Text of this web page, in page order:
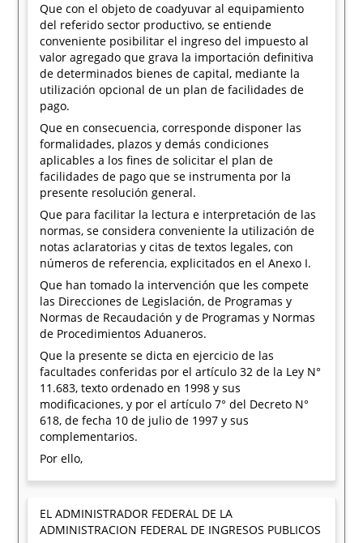
Que con el objeto de coadyuvar al equipamiento
del referido sector productivo, se entiende
conveniente posibilitar el ingreso del impuesto al
valor agregado que grava la importación definitiva
de determinados bienes de capital, mediante la
utilización opcional de un plan de facilidades de
pago.
Que en consecuencia, corresponde disponer las
formalidades, plazos y demás condiciones
aplicables a los fines de solicitar el plan de
facilidades de pago que se instrumenta por la
presente resolución general.
Que para facilitar la lectura e interpretación de las
normas, se considera conveniente la utilización de
notas aclaratorias y citas de textos legales, con
números de referencia, explicitados en el Anexo I.
Que han tomado la intervención que les compete
las Direcciones de Legislación, de Programas y
Normas de Recaudación y de Programas y Normas
de Procedimientos Aduaneros.
Que la presente se dicta en ejercicio de las
facultades conferidas por el artículo 32 de la Ley N°
11.683, texto ordenado en 1998 y sus
modificaciones, y por el artículo 7° del Decreto N°
618, de fecha 10 de julio de 1997 y sus
complementarios.
Por ello,
EL ADMINISTRADOR FEDERAL DE LA
ADMINISTRACION FEDERAL DE INGRESOS PUBLICOS